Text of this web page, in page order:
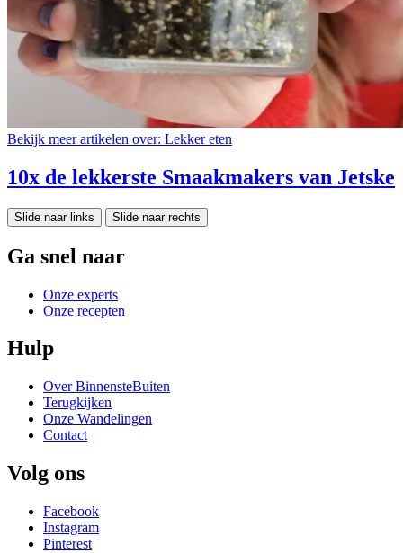
Bekijk meer artikelen over: Lekker eten
10x de lekkerste Smaakmakers van Jetske
Slide naar links Slide naar rechts
Ga snel naar
Onze experts
Onze recepten
Hulp
Over BinnensteBuiten
Terugkijken
Onze Wandelingen
Contact
Volg ons
Facebook
Instagram
Pinterest